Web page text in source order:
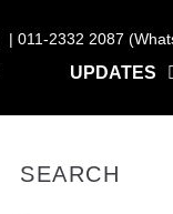
| 011-2332 2087
UPDATES
SEARCH